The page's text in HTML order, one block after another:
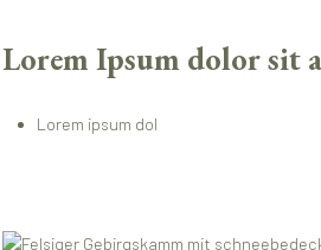
Lorem Ipsum dolor sit
Lorem ipsum dol